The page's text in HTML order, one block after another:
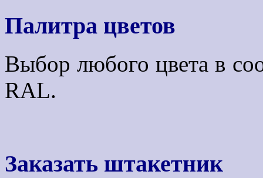
Палитра цветов
Выбор любого цвета в
RAL.
Заказать штакетник